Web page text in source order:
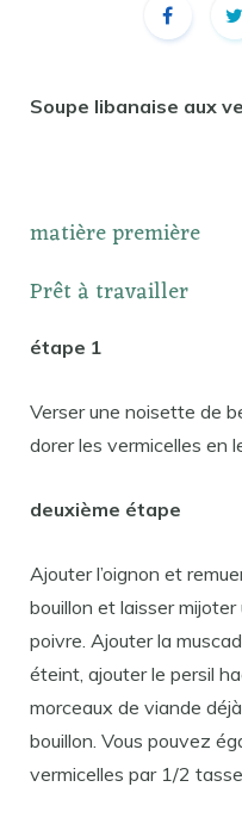
Soupe libanaise aux
matière première
Prêt à travailler
étape 1
Verser une noisette de
dorer les vermicelles en
deuxième étape
Ajouter l’oignon et
bouillon et laisser
poivre. Ajouter la
éteint, ajouter le persil
morceaux de viande
bouillon. Vous pouvez
vermicelles par 1/2